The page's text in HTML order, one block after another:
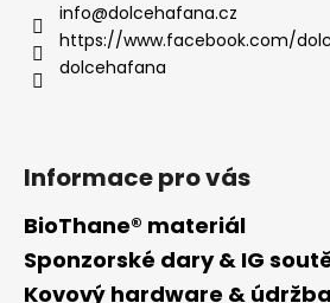
info@dolcehafana.cz
https://www.facebook.com/
dolcehafana
Informace pro vás
BioThane® materiál
Sponzorské dary & IG
Kovový hardware & údržba